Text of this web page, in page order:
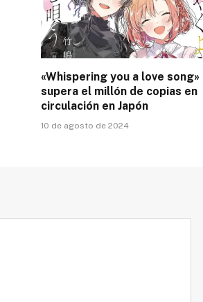
«Whispering you a love song»
supera el millón de copias en
circulación en Japón
10 de agosto de 2024